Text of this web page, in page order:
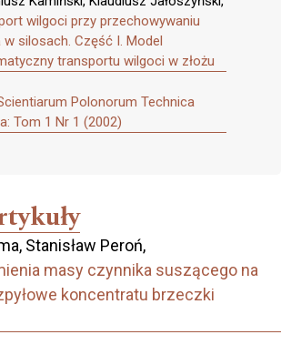
wilgoci przy przechowywaniu
w silosach. Część I. Model
transportu wilgoci w złożu
Polonorum Technica
Tom 1 Nr 1 (2002)
Stanisław Peroń,
masy czynnika suszącego na
koncentratu brzeczki